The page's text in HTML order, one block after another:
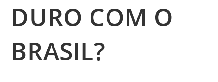
DURO COM O
BRASIL?